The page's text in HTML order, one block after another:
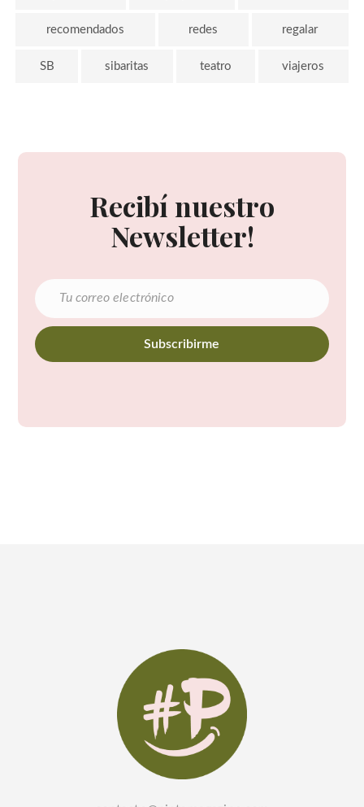
recomendados redes regalar
SB sibaritas teatro viajeros
Recibí nuestro
Newsletter!